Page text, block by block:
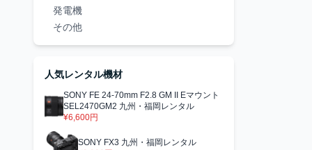
発電機
その他
人気レンタル機材
SONY FE 24-70mm F2.8 GM II Eマウント
SEL2470GM2 九州・福岡レンタル
¥6,600円
SONY FX3 九州・福岡レンタル